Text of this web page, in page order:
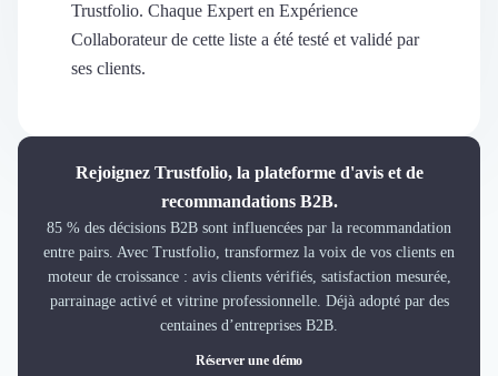
Demander une démo
Connexion
Cabinet de Recrutement
Marque Employeur
Conseil en Management et Organisation
Gestion paie
Qualité de Vie au Travail (QVT)
Portage Salarial
Responsabilité Sociétale des Entreprises (RSE)
Trustfolio. Chaque Expert en Expérience
Collaborateur de cette liste a été testé et validé par
ses clients.
Rejoignez Trustfolio, la plateforme d'avis et de
recommandations B2B.
85 % des décisions B2B sont influencées par la recommandation
entre pairs. Avec Trustfolio, transformez la voix de vos clients en
moteur de croissance : avis clients vérifiés, satisfaction mesurée,
parrainage activé et vitrine professionnelle. Déjà adopté par des
centaines d’entreprises B2B.
Réserver une démo